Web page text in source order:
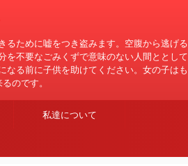
るために嘘をつき盗みます。空腹から逃げる
を不要なごみくずで意味のない人間ととして
る前に子供を助けてください。女の子はも
のです。
私達について